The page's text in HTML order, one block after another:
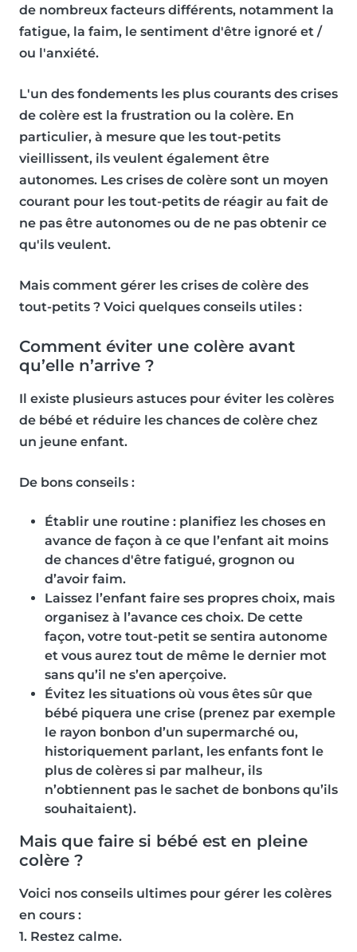
de nombreux facteurs différents, notamment la
fatigue, la faim, le sentiment d'être ignoré et /
ou l'anxiété.
L'un des fondements les plus courants des crises
de colère est la frustration ou la colère. En
particulier, à mesure que les tout-petits
vieillissent, ils veulent également être
autonomes. Les crises de colère sont un moyen
courant pour les tout-petits de réagir au fait de
ne pas être autonomes ou de ne pas obtenir ce
qu'ils veulent.
Mais comment gérer les crises de colère des
tout-petits ? Voici quelques conseils utiles :
Comment éviter une colère avant
qu’elle n’arrive ?
Il existe plusieurs astuces pour éviter les colères
de bébé et réduire les chances de colère chez
un jeune enfant.
De bons conseils :
Établir une routine : planifiez les choses en
avance de façon à ce que l’enfant ait moins
de chances d'être fatigué, grognon ou
d’avoir faim.
Laissez l’enfant faire ses propres choix, mais
organisez à l’avance ces choix. De cette
façon, votre tout-petit se sentira autonome
et vous aurez tout de même le dernier mot
sans qu’il ne s’en aperçoive.
Évitez les situations où vous êtes sûr que
bébé piquera une crise (prenez par exemple
le rayon bonbon d’un supermarché ou,
historiquement parlant, les enfants font le
plus de colères si par malheur, ils
n’obtiennent pas le sachet de bonbons qu’ils
souhaitaient).
Mais que faire si bébé est en pleine
colère ?
Voici nos conseils ultimes pour gérer les colères
en cours :
1. Restez calme.